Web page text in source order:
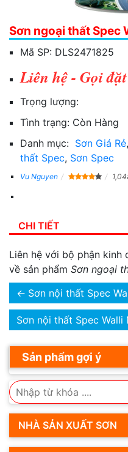
Sơn ngoại thất Spec
Mã SP: DLS2471825
Liên hệ - Gọi
Trọng lượng:
Tình trạng: Còn Hàng
Danh mục: Sơn Giá Rẻ,
thất Spec, Sơn Spec
Vu Nguyen
CHI TIẾT
Liên hệ với bộ phận
về sản phẩm Sơn ngoại
← Sơn nội thất Spec
Sơn nội thất Spec Walli
Sản phẩm gợi ý
NHÀ SẢN XUẤT SƠN